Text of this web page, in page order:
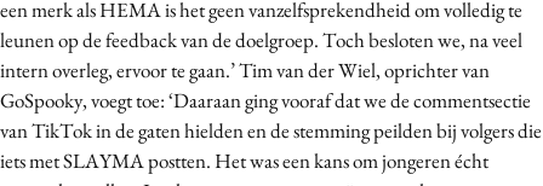
een merk als HEMA is het geen vanzelfsprekendheid om volledig te
leunen op de feedback van de doelgroep. Toch besloten we, na veel
intern overleg, ervoor te gaan.’ Tim van der Wiel, oprichter van
GoSpooky, voegt toe: ‘Daaraan ging vooraf dat we de commentsectie
van TikTok in de gaten hielden en de stemming peilden bij volgers die
iets met SLAYMA postten. Het was een kans om jongeren écht